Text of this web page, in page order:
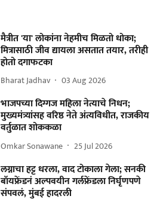
मैत्रीत 'या' लोकांना नेहमीच मिळतो धोका;
मित्रासाठी जीव द्यायला असतात तयार, तरीही
होतो दगाफटका
Bharat Jadhav 03 Aug 2026
भाजपच्या दिग्गज महिला नेत्याचे निधन;
मुख्यमंत्र्यांसह वरिष्ठ नेते अंत्यविधीत, राजकीय
वर्तुळात शोककळा
Omkar Sonawane 25 Jul 2026
लग्नाचा हट्ट धरला, वाद टोकाला गेला; सनकी
बॉयफ्रेंडनं अल्पवयीन गर्लफ्रेंडला निर्घृणपणे
संपवलं, मुंबई हादरली